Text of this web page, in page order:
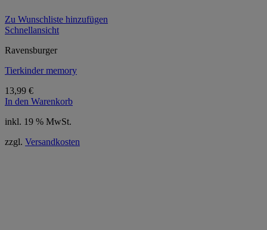
Zu Wunschliste hinzufügen
Schnellansicht
Ravensburger
Tierkinder memory
13,99 €
In den Warenkorb
inkl. 19 % MwSt.
zzgl. Versandkosten